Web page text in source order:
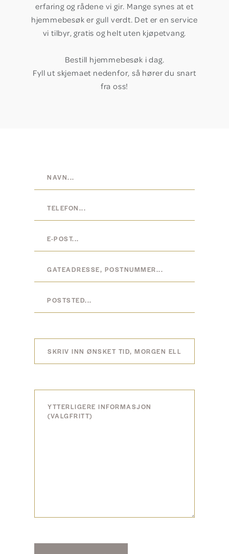
erfaring og rådene vi gir. Mange synes at et
hjemmebesøk er gull verdt. Det er en service
vi tilbyr, gratis og helt uten kjøpetvang.
Bestill hjemmebesøk i dag.
Fyll ut skjemaet nedenfor, så hører du snart
fra oss!